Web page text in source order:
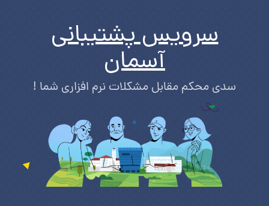
سرویس پشتیبانی
آسمان
سدی محکم مقابل مشکلات نرم افزاری شما !